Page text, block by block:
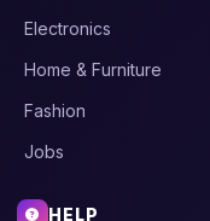
Electronics
Home & Furniture
Fashion
Jobs
HELP